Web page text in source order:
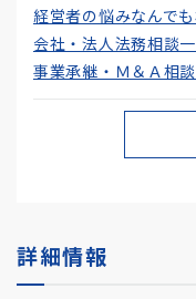
経営者の悩みなんで
会社・法人法務相談
事業承継・Ｍ＆Ａ相
詳細情報